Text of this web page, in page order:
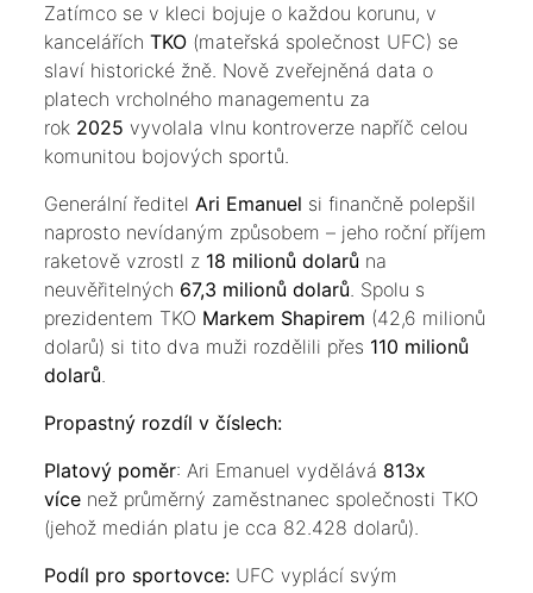
​Zatímco se v kleci bojuje o každou korunu, v
kanceláříchTKO (mateřská společnost UFC) se
slaví historické žně. Nově zveřejněná data o
platech vrcholného managementu za
rok 2025vyvolala vlnu kontroverze napříč celou
komunitou bojových sportů.
​Generální ředitelAri Emanuel si finančně polepšil
naprosto nevídaným způsobem – jeho roční příjem
raketově vzrostl z 18 milionů dolarů na
neuvěřitelných 67,3 milionů dolarů. Spolu s
prezidentem TKO Markem Shapirem (42,6 milionů
dolarů) si tito dva muži rozdělili přes 110 milionů
dolarů.
​Propastný rozdíl v číslech:
​Platový poměr: Ari Emanuel vydělává 813x
více než průměrný zaměstnanec společnosti TKO
(jehož medián platu je cca 82.428 dolarů).
​Podíl pro sportovce: UFC vyplácí svým